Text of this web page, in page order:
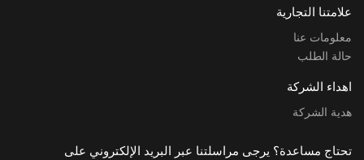
علامتنا التجارية
معلومات عنا
حالة الطلب
اهداء الشركة
هدية الشركة
تحتاج مساعدة؟ يرجى مراسلتنا عبر البريد الإلكتروني على